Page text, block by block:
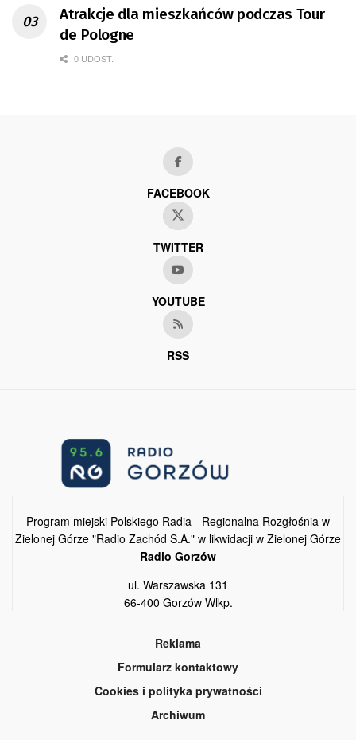
Atrakcje dla mieszkańców podczas Tour
de Pologne
0 UDOST.
FACEBOOK
TWITTER
YOUTUBE
RSS
Program miejski Polskiego Radia - Regionalna Rozgłośnia w
Zielonej Górze "Radio Zachód S.A." w likwidacji w Zielonej Górze
Radio Gorzów
ul. Warszawska 131
66-400 Gorzów Wlkp.
Reklama
Formularz kontaktowy
Cookies i polityka prywatności
Archiwum